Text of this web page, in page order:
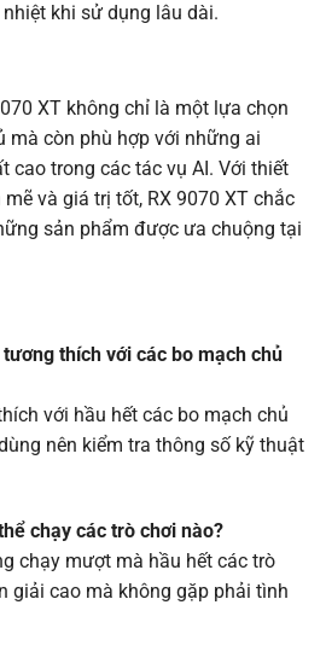
khi sử dụng lâu dài.
XT không chỉ là một lựa chọn
mà còn phù hợp với những ai
cao trong các tác vụ AI. Với thiết
và giá trị tốt, RX 9070 XT chắc
sản phẩm được ưa chuộng tại
tương thích với các bo mạch chủ
với hầu hết các bo mạch chủ
nên kiểm tra thông số kỹ thuật
chạy các trò chơi nào?
chạy mượt mà hầu hết các trò
giải cao mà không gặp phải tình